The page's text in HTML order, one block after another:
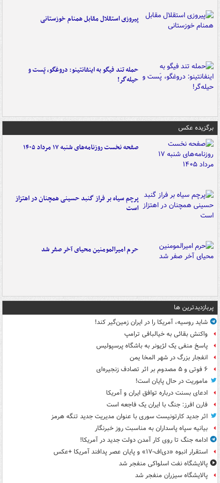
پیروزی استقلال مقابل همنام خوزستانی
حمله تند فیگو به اینفانتینو: دروغگو، پَست‌ و
حیله‌گر!
برگزیده عکس
صفحه نخست روزنامه‌های شنبه ۱۷ مرداد ۱۴۰۵
پرچم سیاه بر فراز گنبد حسینی همچنان در اهتزاز
است
حرم امیرالمومنین محیای آخر صفر شد
پربازدیدترین ها
شاید روسیه، آمریکا را در ایران زمین‌گیر کند!
واکنش بقائی به خیالبافی ترامپ
پاسخ منفی یک لژیونر به باشگاه پرسپولیس
انفجار بزرگ در شهر المخا یمن
۶ فوتی و ۵ مصدوم بر اثر تصادف زنجیره‌ای
ماموریت در حال پایان است!
ادعای بسنت درباره توافق ایران و آمریکا
فارن افرز: جنگ با ایران یک فاجعه است
اثر جدید کارتونیست سوری با عنوان مدیریت جدید تنگه هرمز
بیانیه سپاه پاسداران به مناسبت روز خبرنگار
ادامه جنگ تا روی کار آمدن دولت جدید در آمریکا!
استقرار انبوه «دی‌اف‑۱۷» و پایان عصر پدافند آمریکا +عکس
پالایشگاه نفت اسلواکی منفجر شد
پالایشگاه سیزران منفجر شد